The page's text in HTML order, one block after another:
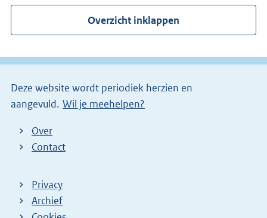
r
n
l
n
Overzicht inklappen
Deze website wordt periodiek herzien en
aangevuld. Wil je meehelpen?
Over
Contact
Privacy
Archief